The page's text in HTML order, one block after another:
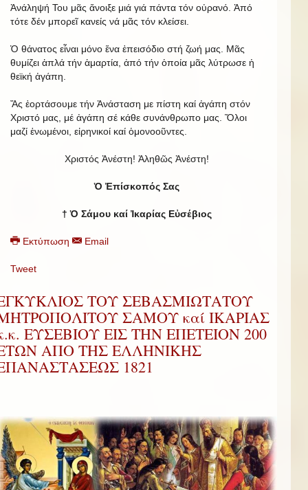
Ἀνάληψή Του μᾶς ἄνοιξε μιά γιά πάντα τόν οὐρανό. Ἀπό
τότε δέν μπορεῖ κανείς νά μᾶς τόν κλείσει.
Ὁ θάνατος εἶναι μόνο ἕνα ἐπεισόδιο στή ζωή μας. Μᾶς
θυμίζει ἁπλά τήν ἁμαρτία, ἀπό τήν ὁποία μᾶς λύτρωσε ἡ
θεϊκή ἀγάπη.
Ἄς ἑορτάσουμε τήν Ἀνάσταση με πίστη καί ἀγάπη στόν
Χριστό μας, μέ ἀγάπη σέ κάθε συνάνθρωπο μας. Ὅλοι
μαζί ἑνωμένοι, εἰρηνικοί καί ὁμονοοῦντες.
Χριστός Ἀνέστη! Ἀληθῶς Ἀνέστη!
Ὁ Ἐπίσκοπός Σας
† Ὁ Σάμου καί Ἰκαρίας Εὐσέβιος
Εκτύπωση Email
Tweet
ΤΟΥ ΣΕΒΑΣΜΙΩΤΑΤΟΥ
ΣΑΜΟΥ καί ΙΚΑΡΙΑΣ
ΕΥΣΕΒΙΟΥ ΕΙΣ ΤΗΝ ΕΠΕΤΕΙΟΝ 200
ΑΠΟ ΤΗΣ ΕΛΛΗΝΙΚΗΣ
1821